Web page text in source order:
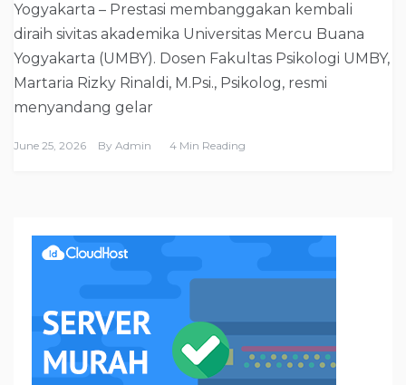
Yogyakarta – Prestasi membanggakan kembali
diraih sivitas akademika Universitas Mercu Buana
Yogyakarta (UMBY). Dosen Fakultas Psikologi UMBY,
Martaria Rizky Rinaldi, M.Psi., Psikolog, resmi
menyandang gelar
June 25, 2026 By Admin 4 Min Reading